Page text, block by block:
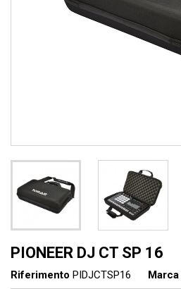
PIONEER DJ CT SP 16
Riferimento PIDJCTSP16 Marca